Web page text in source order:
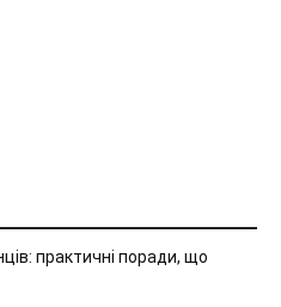
практичні поради, що